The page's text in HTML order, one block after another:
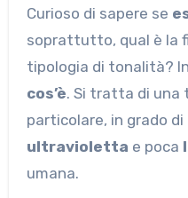
Curioso di sapere se
soprattutto, qual è la
tipologia di tonalità?
cos’è. Si tratta di una
particolare, in grado
ultravioletta e poca
umana.